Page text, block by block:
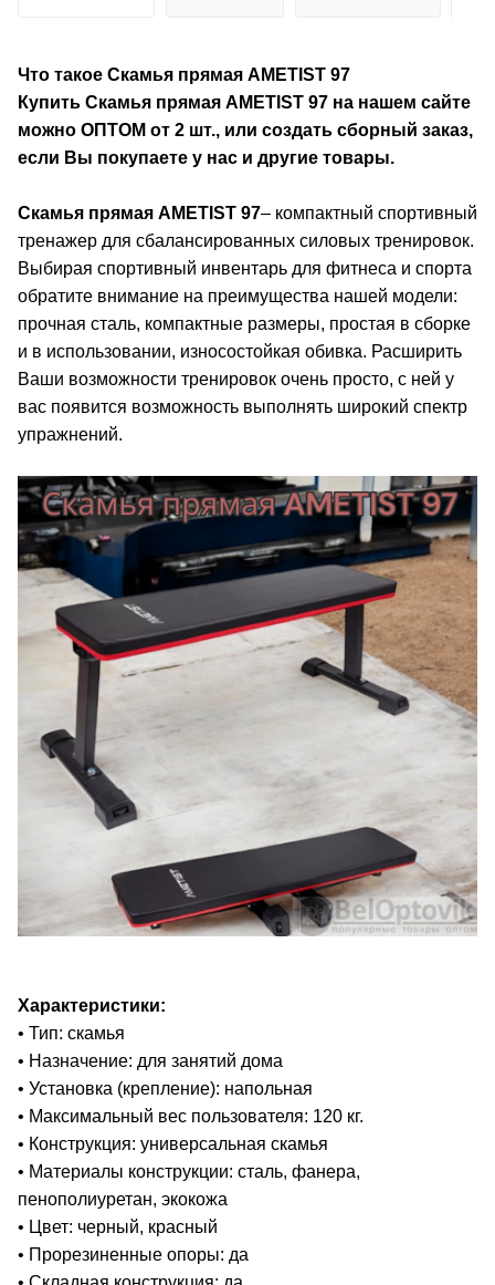
Что такое Скамья прямая AMETIST 97
Купить Скамья прямая AMETIST 97 на нашем сайте
можно ОПТОМ от 2 шт., или создать сборный заказ,
если Вы покупаете у нас и другие товары.
Скамья прямая AMETIST 97– компактный спортивный
тренажер для сбалансированных силовых тренировок.
Выбирая спортивный инвентарь для фитнеса и спорта
обратите внимание на преимущества нашей модели:
прочная сталь, компактные размеры, простая в сборке
и в использовании, износостойкая обивка. Расширить
Ваши возможности тренировок очень просто, с ней у
вас появится возможность выполнять широкий спектр
упражнений.
Характеристики:
• Тип: скамья
• Назначение: для занятий дома
• Установка (крепление): напольная
• Максимальный вес пользователя: 120 кг.
• Конструкция: универсальная скамья
• Материалы конструкции: сталь, фанера,
пенополиуретан, экокожа
• Цвет: черный, красный
• Прорезиненные опоры: да